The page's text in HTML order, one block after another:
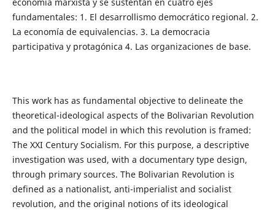
fundamentales: 1. El desarrollismo democrático regional. 2.
La economía de equivalencias. 3. La democracia
participativa y protagónica 4. Las organizaciones de base.
This work has as fundamental objective to delineate the
theoretical-ideological aspects of the Bolivarian Revolution
and the political model in which this revolution is framed:
The XXI Century Socialism. For this purpose, a descriptive
investigation was used, with a documentary type design,
through primary sources. The Bolivarian Revolution is
defined as a nationalist, anti-imperialist and socialist
revolution, and the original notions of its ideological